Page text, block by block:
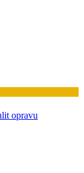
opravu